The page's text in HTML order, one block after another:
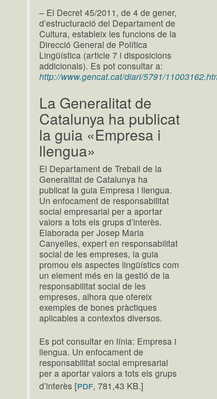
– El Decret 45/2011, de 4 de gener,
d’estructuració del Departament de
Cultura, estableix les funcions de la
Direcció General de Política
Lingüística (article 7 i disposicions
addicionals). Es pot consultar a:
http://www.gencat.cat/diari/5791/
La Generalitat de
Catalunya ha publicat
la guia «Empresa i
llengua»
El Departament de Treball de la
Generalitat de Catalunya ha
publicat la guia Empresa i llengua.
Un enfocament de responsabilitat
social empresarial per a aportar
valors a tots els grups d’interès.
Elaborada per Josep Maria
Canyelles, expert en responsabilitat
social de les empreses, la guia
promou els aspectes lingüístics com
un element més en la gestió de la
responsabilitat social de les
empreses, alhora que ofereix
exemples de bones pràctiques
aplicables a contextos diversos.
Es pot consultar en línia: Empresa i
llengua. Un enfocament de
responsabilitat social empresarial
per a aportar valors a tots els grups
d’interès [pdf, 781,43 KB.]